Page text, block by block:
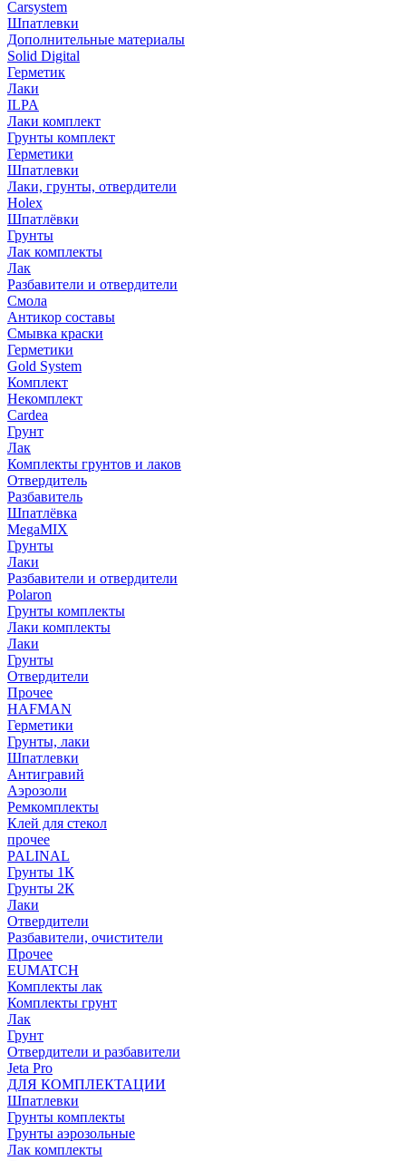
Carsystem
Шпатлевки
Дополнительные материалы
Solid Digital
Герметик
Лаки
ILPA
Лаки комплект
Грунты комплект
Герметики
Шпатлевки
Лаки, грунты, отвердители
Holex
Шпатлёвки
Грунты
Лак комплекты
Лак
Разбавители и отвердители
Смола
Антикор составы
Смывка краски
Герметики
Gold System
Комплект
Некомплект
Cardea
Грунт
Лак
Комплекты грунтов и лаков
Отвердитель
Разбавитель
Шпатлёвка
MegaMIX
Грунты
Лаки
Разбавители и отвердители
Polaron
Грунты комплекты
Лаки комплекты
Лаки
Грунты
Отвердители
Прочее
HAFMAN
Герметики
Грунты, лаки
Шпатлевки
Антигравий
Аэрозоли
Ремкомплекты
Клей для стекол
прочее
PALINAL
Грунты 1К
Грунты 2К
Лаки
Отвердители
Разбавители, очистители
Прочее
EUMATCH
Комплекты лак
Комплекты грунт
Лак
Грунт
Отвердители и разбавители
Jeta Pro
ДЛЯ КОМПЛЕКТАЦИИ
Шпатлевки
Грунты комплекты
Грунты аэрозольные
Лак комплекты